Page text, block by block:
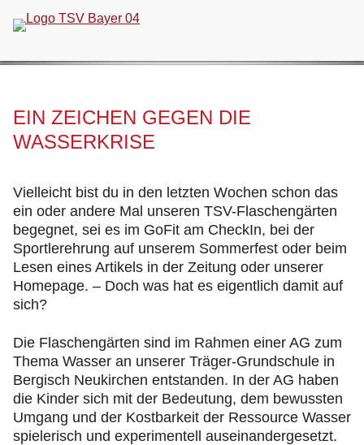
überspringen
EIN ZEICHEN GEGEN DIE
WASSERKRISE
Vielleicht bist du in den letzten Wochen schon das
ein oder andere Mal unseren TSV-Flaschengärten
begegnet, sei es im GoFit am CheckIn, bei der
Sportlerehrung auf unserem Sommerfest oder beim
Lesen eines Artikels in der Zeitung oder unserer
Homepage. – Doch was hat es eigentlich damit auf
sich?
Die Flaschengärten sind im Rahmen einer AG zum
Thema Wasser an unserer Träger-Grundschule in
Bergisch Neukirchen entstanden. In der AG haben
die Kinder sich mit der Bedeutung, dem bewussten
Umgang und der Kostbarkeit der Ressource Wasser
spielerisch und experimentell auseinandergesetzt.